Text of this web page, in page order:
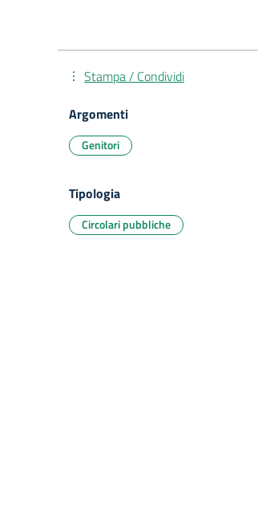
Stampa / Condividi
Argomenti
Genitori
Tipologia
Circolari pubbliche